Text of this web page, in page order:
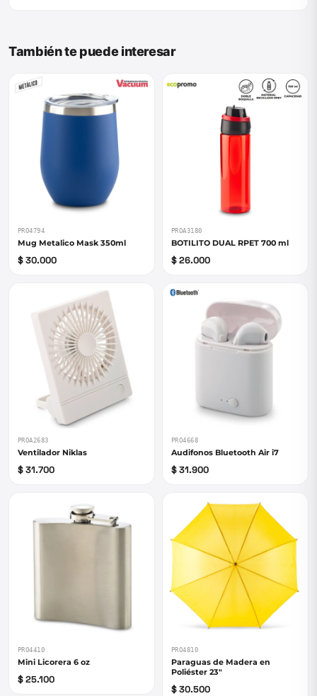
También te puede interesar
PRO4794
Mug Metalico Mask 350ml
$ 30.000
PROA3180
BOTILITO DUAL RPET 700 ml
$ 26.000
PROA2683
Ventilador Niklas
$ 31.700
PRO4668
Audifonos Bluetooth Air i7
$ 31.900
PRO4410
Mini Licorera 6 oz
$ 25.100
PRO4810
Paraguas de Madera en
Poliéster 23"
$ 30.500